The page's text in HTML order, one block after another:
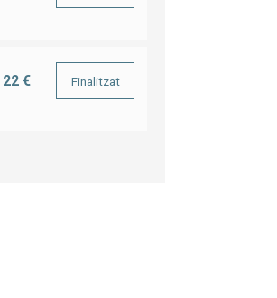
22 € Finalitzat